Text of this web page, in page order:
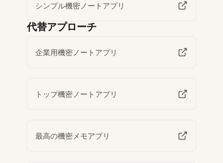
シンプル機密ノートアプリ
代替アプローチ
企業用機密ノートアプリ
トップ機密ノートアプリ
最高の機密メモアプリ